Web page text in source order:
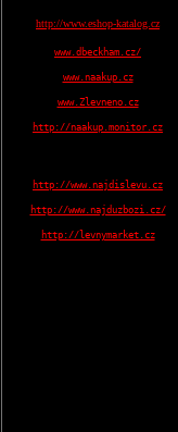
http://www.eshop-katalog.cz
www.dbeckham.cz/
www.naakup.cz
www.Zlevneno.cz
http://naakup.monitor.cz
http://www.najdislevu.cz
http://www.najduzbozi.cz/
http://levnymarket.cz